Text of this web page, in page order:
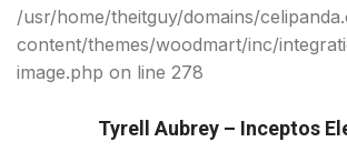
/usr/home/theitguy/domains/
content/themes/woodmart/inc/
image.php on line 278
Tyrell Aubrey – Inceptos